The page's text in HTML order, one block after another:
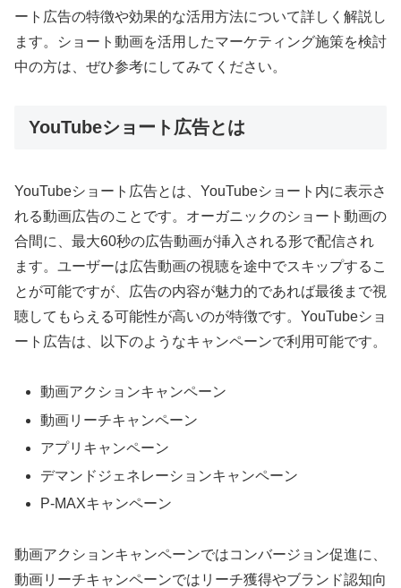
ート広告の特徴や効果的な活用方法について詳しく解説し
ます。ショート動画を活用したマーケティング施策を検討
中の方は、ぜひ参考にしてみてください。
YouTubeショート広告とは
YouTubeショート広告とは、YouTubeショート内に表示さ
れる動画広告のことです。オーガニックのショート動画の
合間に、最大60秒の広告動画が挿入される形で配信され
ます。ユーザーは広告動画の視聴を途中でスキップするこ
とが可能ですが、広告の内容が魅力的であれば最後まで視
聴してもらえる可能性が高いのが特徴です。YouTubeショ
ート広告は、以下のようなキャンペーンで利用可能です。
動画アクションキャンペーン
動画リーチキャンペーン
アプリキャンペーン
デマンドジェネレーションキャンペーン
P-MAXキャンペーン
動画アクションキャンペーンではコンバージョン促進に、
動画リーチキャンペーンではリーチ獲得やブランド認知向